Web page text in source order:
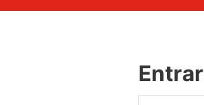
Entrar